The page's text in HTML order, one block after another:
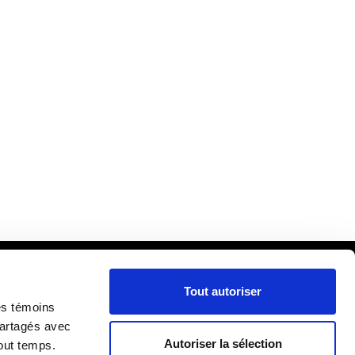
témoins
avec
temps.
Tout autoriser
Autoriser la sélection